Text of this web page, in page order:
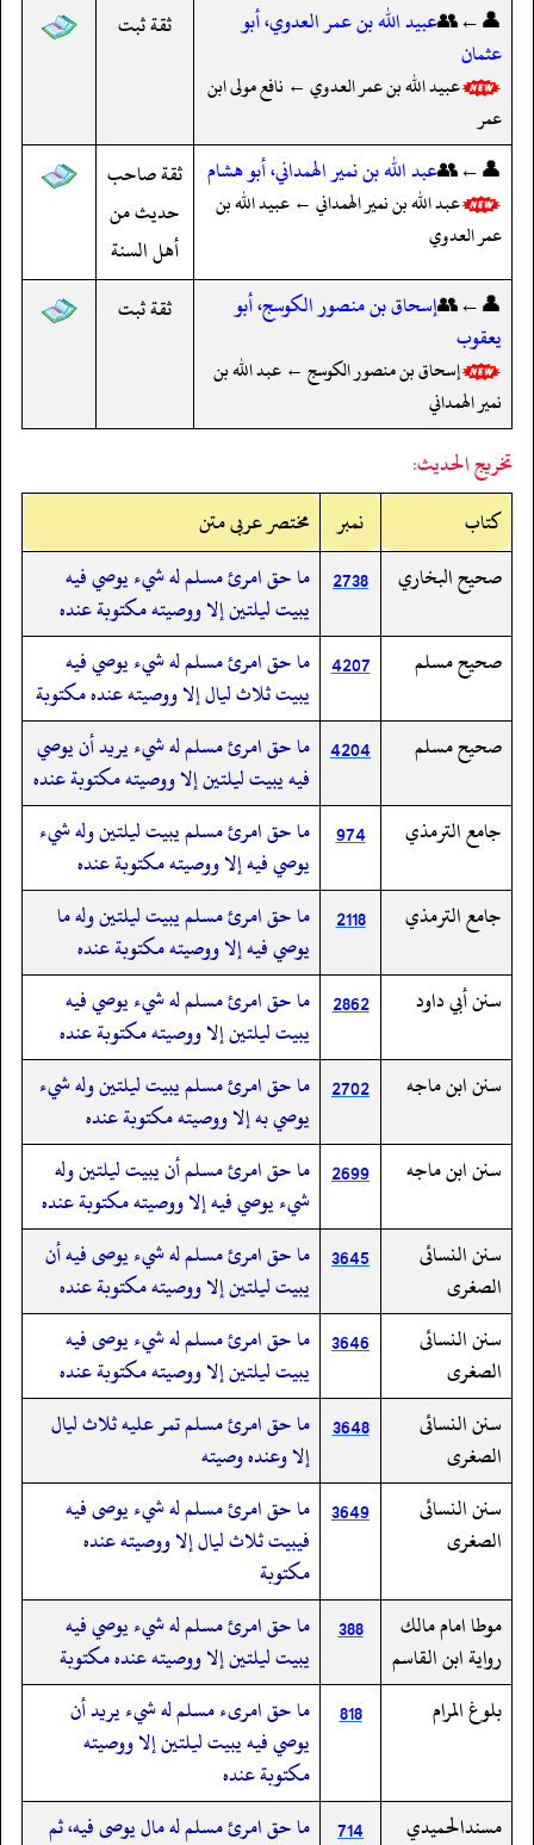
👤←👥عبيد الله بن عمر العدوي، أبو
عثمان
عبيد الله بن عمر العدوي ← نافع مولى ابن
عمر
ثقة ثبت
👤←👥عبد الله بن نمير الهمداني، أبو هشام
عبد الله بن نمير الهمداني ← عبيد الله بن
عمر العدوي
ثقة صاحب
حديث من
أهل السنة
👤←👥إسحاق بن منصور الكوسج، أبو
يعقوب
إسحاق بن منصور الكوسج ← عبد الله بن
نمير الهمداني
ثقة ثبت
تخريج الحديث:
کتاب
نمبر
مختصر عربی متن
صحيح البخاري
2738 ما حق امرئ مسلم له شيء يوصي فيه
يبيت ليلتين إلا ووصيته مكتوبة عنده
صحيح مسلم
4207 ما حق امرئ مسلم له شيء يوصي فيه
يبيت ثلاث ليال إلا ووصيته عنده مكتوبة
صحيح مسلم
4204 ما حق امرئ مسلم له شيء يريد أن يوصي
فيه يبيت ليلتين إلا ووصيته مكتوبة عنده
جامع الترمذي
974
ما حق امرئ مسلم يبيت ليلتين وله شيء
يوصي فيه إلا ووصيته مكتوبة عنده
جامع الترمذي
2118
ما حق امرئ مسلم يبيت ليلتين وله ما
يوصي فيه إلا ووصيته مكتوبة عنده
سنن أبي داود
2862 ما حق امرئ مسلم له شيء يوصي فيه
يبيت ليلتين إلا ووصيته مكتوبة عنده
سنن ابن ماجه
2702 ما حق امرئ مسلم يبيت ليلتين وله شيء
يوصي به إلا ووصيته مكتوبة عنده
سنن ابن ماجه
2699 ما حق امرئ مسلم أن يبيت ليلتين وله
شيء يوصي فيه إلا ووصيته مكتوبة عنده
سنن النسائى
الصغرى
3645 ما حق امرئ مسلم له شيء يوصى فيه أن
يبيت ليلتين إلا ووصيته مكتوبة عنده
سنن النسائى
الصغرى
3646 ما حق امرئ مسلم له شيء يوصى فيه
يبيت ليلتين إلا ووصيته مكتوبة عنده
سنن النسائى
الصغرى
3648 ما حق امرئ مسلم تمر عليه ثلاث ليال
إلا وعنده وصيته
سنن النسائى
الصغرى
3649 ما حق امرئ مسلم له شيء يوصى فيه
فيبيت ثلاث ليال إلا ووصيته عنده
مكتوبة
موطا امام مالك
رواية ابن القاسم
388
ما حق امرئ مسلم له شيء يوصي فيه
يبيت ليلتين إلا ووصيته عنده مكتوبة
بلوغ المرام
818
ما حق امرىء مسلم له شيء يريد أن
يوصي فيه يبيت ليلتين إلا ووصيته
مكتوبة عنده
مسندالحميدي
714
ما حق امرئ مسلم له مال يوصى فيه، ثم